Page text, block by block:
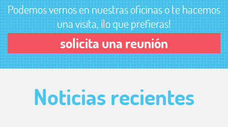
Podemos vernos en nuestras oficinas o te hacemos
una visita, ¡lo que prefieras!
solicita una reunión
Noticias recientes